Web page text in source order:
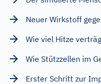
Neuer Wirkstoff
Wie viel Hitze
Wie Stützzellen im
Erster Schritt zur